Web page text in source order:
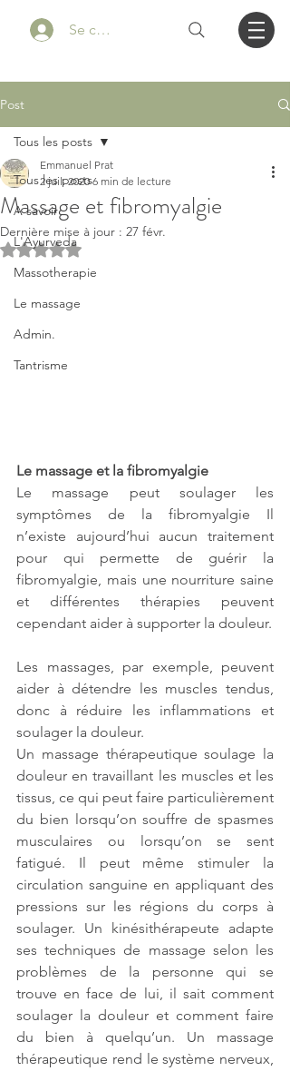
Se connecter
Post
Tous les posts
A savoir
L'Ayurveda
Massotherapie
Le massage
Admin.
Tantrisme
Tous les posts
Massage et fibromyalgie
Emmanuel Prat
2 juil. 2020 6 min de lecture
Dernière mise à jour : 27 févr.
Noté NaN étoiles sur 5.
Le massage et la fibromyalgie
Le massage peut soulager les
symptômes de la fibromyalgie Il
n’existe aujourd’hui aucun traitement
pour qui permette de guérir la
fibromyalgie, mais une nourriture saine
et différentes thérapies peuvent
Les massages, par exemple, peuvent
aider à détendre les muscles tendus,
donc à réduire les inflammations et
soulager la douleur.
Un massage thérapeutique soulage la
douleur en travaillant les muscles et les
tissus, ce qui peut faire particulièrement
du bien lorsqu’on souffre de spasmes
musculaires ou lorsqu’on se sent
fatigué. Il peut même stimuler la
circulation sanguine en appliquant des
pressions sur les régions du corps à
soulager. Un kinésithérapeute adapte
ses techniques de massage selon les
problèmes de la personne qui se
trouve en face de lui, il sait comment
soulager la douleur et comment faire
du bien à quelqu’un. Un massage
thérapeutique rend le système nerveux,